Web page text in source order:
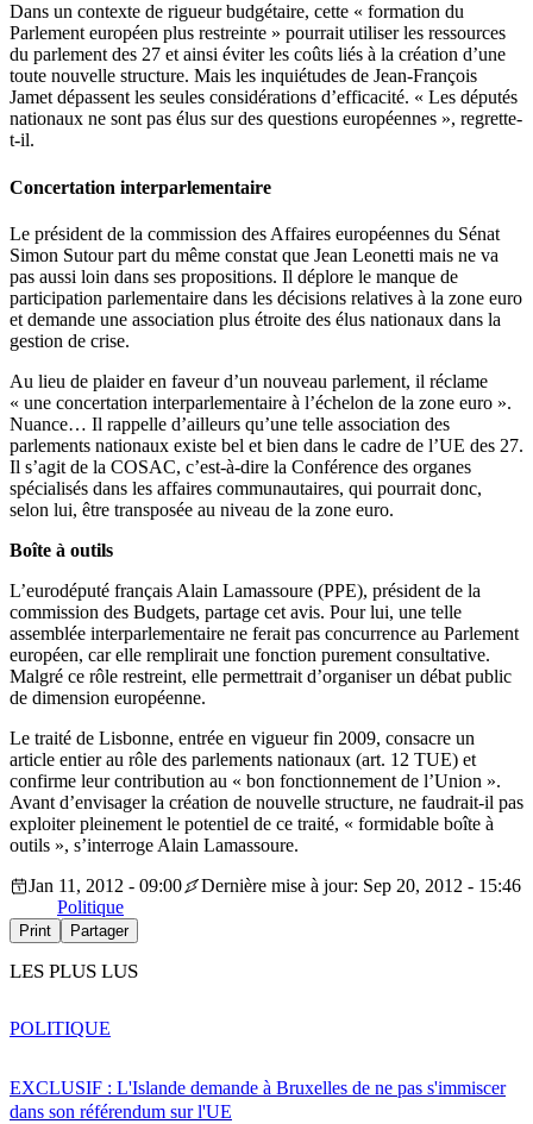
Dans un contexte de rigueur budgétaire, cette « formation du
Parlement européen plus restreinte » pourrait utiliser les ressources
du parlement des 27 et ainsi éviter les coûts liés à la création d’une
toute nouvelle structure. Mais les inquiétudes de Jean-François
Jamet dépassent les seules considérations d’efficacité. « Les députés
nationaux ne sont pas élus sur des questions européennes », regrette-
t-il.
Concertation interparlementaire
Le président de la commission des Affaires européennes du Sénat
Simon Sutour part du même constat que Jean Leonetti mais ne va
pas aussi loin dans ses propositions. Il déplore le manque de
participation parlementaire dans les décisions relatives à la zone euro
et demande une association plus étroite des élus nationaux dans la
gestion de crise.
Au lieu de plaider en faveur d’un nouveau parlement, il réclame
« une concertation interparlementaire à l’échelon de la zone euro ».
Nuance… Il rappelle d’ailleurs qu’une telle association des
parlements nationaux existe bel et bien dans le cadre de l’UE des 27.
Il s’agit de la COSAC, c’est-à-dire la Conférence des organes
spécialisés dans les affaires communautaires, qui pourrait donc,
selon lui, être transposée au niveau de la zone euro.
Boîte à outils
L’eurodéputé français Alain Lamassoure (PPE), président de la
commission des Budgets, partage cet avis. Pour lui, une telle
assemblée interparlementaire ne ferait pas concurrence au Parlement
européen, car elle remplirait une fonction purement consultative.
Malgré ce rôle restreint, elle permettrait d’organiser un débat public
de dimension européenne.
Le traité de Lisbonne, entrée en vigueur fin 2009, consacre un
article entier au rôle des parlements nationaux (art. 12 TUE) et
confirme leur contribution au « bon fonctionnement de l’Union ».
Avant d’envisager la création de nouvelle structure, ne faudrait-il pas
exploiter pleinement le potentiel de ce traité, « formidable boîte à
outils », s’interroge Alain Lamassoure.
Jan 11, 2012 - 09:00
Dernière mise à jour: Sep 20, 2012 - 15:46
Politique
Print Partager
LES PLUS LUS
EXCLUSIF : L'Islande demande à Bruxelles de ne pas s'immiscer
dans son référendum sur l'UE
POLITIQUE